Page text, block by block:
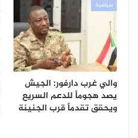
سياسية
والي غرب دارفور: الجيش
يصد هجوماً للدعم السريع
ويحقق تقدماً قرب الجنينة